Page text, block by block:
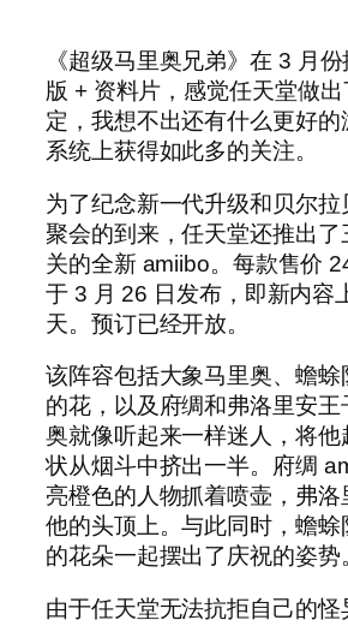
《超级马里奥兄弟》在 3 月
版 + 资料片，感觉任天堂做
定，我想不出还有什么更好的
系统上获得如此多的关注。
为了纪念新一代升级和贝尔拉
聚会的到来，任天堂还推出了
关的全新 amiibo。每款售价
于 3 月 26 日发布，即新内容
天。预订已经开放。
该阵容包括大象马里奥、蟾蜍
的花，以及府绸和弗洛里安王
奥就像听起来一样迷人，将他
状从烟斗中挤出一半。府绸
亮橙色的人物抓着喷壶，弗洛
他的头顶上。与此同时，蟾蜍
的花朵一起摆出了庆祝的姿势
由于任天堂无法抗拒自己的怪